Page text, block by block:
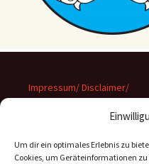
Um dir ein optimales Erlebnis zu
Cookies, um Geräteinformationen
Impressum/ Disclaimer/
Datenschutz